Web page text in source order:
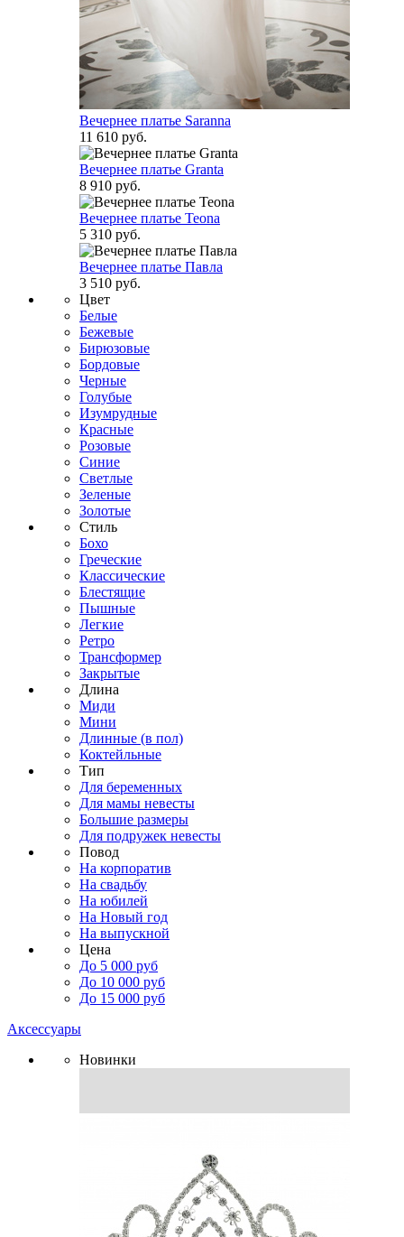
Вечернее платье Saranna
11 610 руб.
Вечернее платье Granta
8 910 руб.
Вечернее платье Teona
5 310 руб.
Вечернее платье Павла
3 510 руб.
Цвет
Белые
Бежевые
Бирюзовые
Бордовые
Черные
Голубые
Изумрудные
Красные
Розовые
Синие
Светлые
Зеленые
Золотые
Стиль
Бохо
Греческие
Классические
Блестящие
Пышные
Легкие
Ретро
Трансформер
Закрытые
Длина
Миди
Мини
Длинные (в пол)
Коктейльные
Тип
Для беременных
Для мамы невесты
Большие размеры
Для подружек невесты
Повод
На корпоратив
На свадьбу
На юбилей
На Новый год
На выпускной
Цена
До 5 000 руб
До 10 000 руб
До 15 000 руб
Аксессуары
Новинки